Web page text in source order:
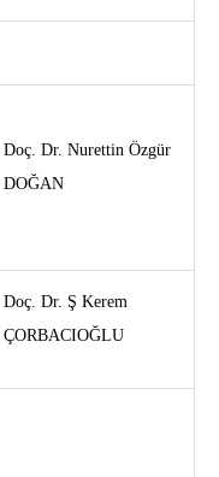
Doç. Dr. Nurettin Özgür
DOĞAN
Doç. Dr. Ş Kerem
ÇORBACIOĞLU